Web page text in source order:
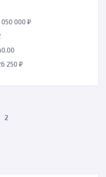
050 000 ₽
250 ₽
2